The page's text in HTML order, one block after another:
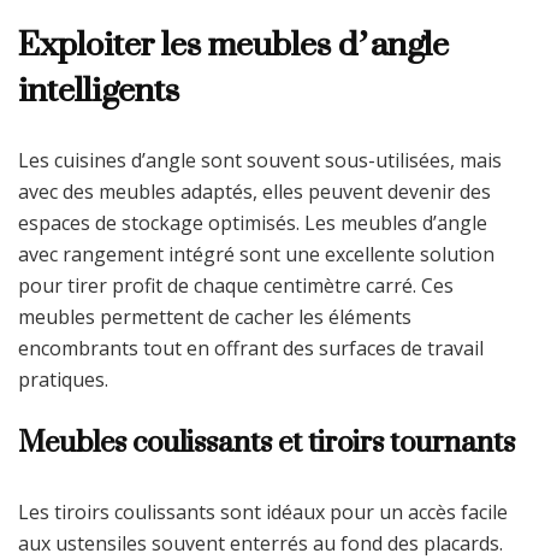
Exploiter les meubles d’angle
intelligents
Les cuisines d’angle sont souvent sous-utilisées, mais
avec des meubles adaptés, elles peuvent devenir des
espaces de stockage optimisés. Les meubles d’angle
avec rangement intégré sont une excellente solution
pour tirer profit de chaque centimètre carré. Ces
meubles permettent de cacher les éléments
encombrants tout en offrant des surfaces de travail
pratiques.
Meubles coulissants et tiroirs tournants
Les tiroirs coulissants sont idéaux pour un accès facile
aux ustensiles souvent enterrés au fond des placards.